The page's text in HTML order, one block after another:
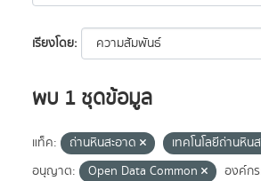
เรียงโดย
พบ 1 ชุดข้อมูล
แท็ค: ถ่านหินสะอาด เทคโนโลยีถ่านหิน
อนุญาต:
Open Data Common
องค์ก